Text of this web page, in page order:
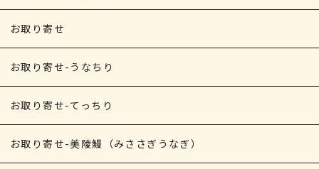
お取り寄せ
お取り寄せ-うなちり
お取り寄せ-てっちり
お取り寄せ-美陵鰻（みささぎうなぎ）